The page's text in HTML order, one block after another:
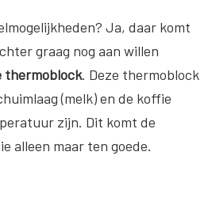
Ja, daar komt
graag nog aan willen
thermoblock. Deze thermoblock
(melk) en de koffie
zijn. Dit komt de
alleen maar ten goede.